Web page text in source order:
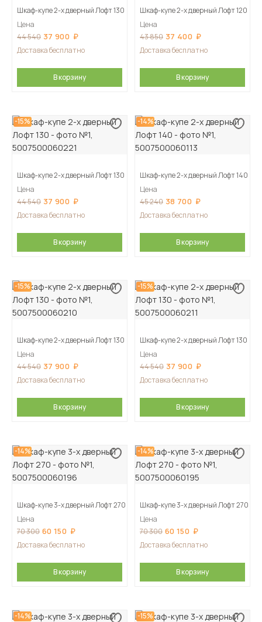
Шкаф-купе 2-х дверный Лофт 130
Цена
44 540 37 900
Доставка бесплатно
В корзину
Шкаф-купе 2-х дверный Лофт 120
Цена
43 850 37 400
Доставка бесплатно
В корзину
-15%
Шкаф-купе 2-х дверный Лофт 130
Цена
44 540 37 900
Доставка бесплатно
В корзину
-14%
Шкаф-купе 2-х дверный Лофт 140
Цена
45 240 38 700
Доставка бесплатно
В корзину
-15%
Шкаф-купе 2-х дверный Лофт 130
Цена
44 540 37 900
Доставка бесплатно
В корзину
-15%
Шкаф-купе 2-х дверный Лофт 130
Цена
44 540 37 900
Доставка бесплатно
В корзину
-14%
Шкаф-купе 3-х дверный Лофт 270
Цена
70 300 60 150
Доставка бесплатно
В корзину
-14%
Шкаф-купе 3-х дверный Лофт 270
Цена
70 300 60 150
Доставка бесплатно
В корзину
-14% -15%